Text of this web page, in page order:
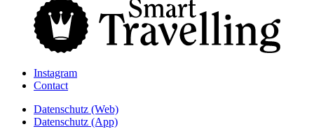
Instagram
Contact
Daten­schutz­ (Web)
Daten­schutz­ (App)